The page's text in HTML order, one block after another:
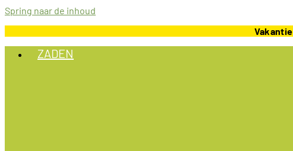
Spring naar de inhoud
Vakantie
ZADEN